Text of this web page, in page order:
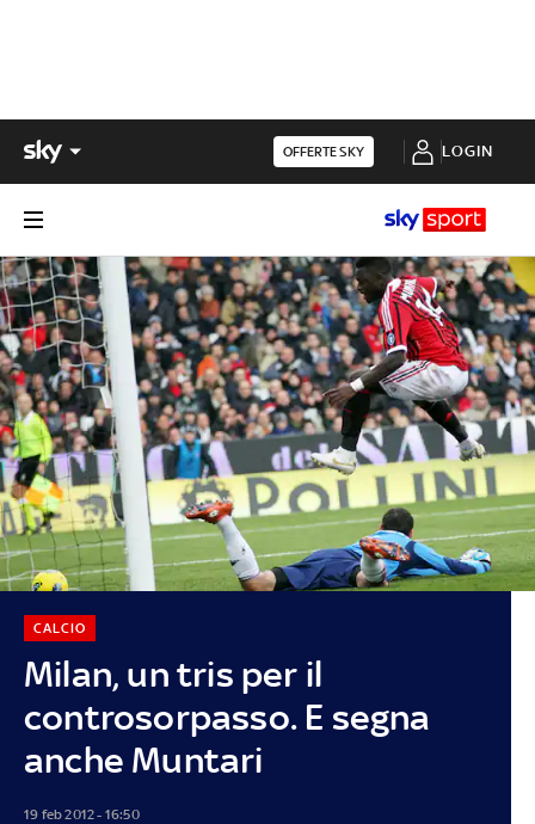
OFFERTE SKY LOGIN
Milan, un tris per il
controsorpasso. E segna
anche Muntari
CALCIO
19 feb 2012 - 16:50